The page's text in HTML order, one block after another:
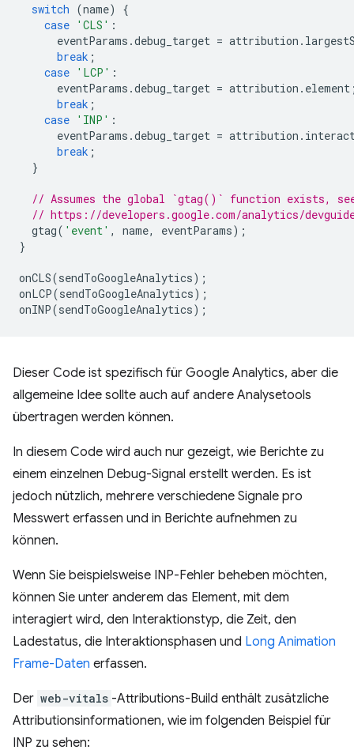
switch (name)
{
case 'CLS' :
eventParams .debug_target = attribution .
break ;
case 'LCP' :
eventParams .debug_target = attribution . element
break ;
case 'INP' :
eventParams .debug_target = attribution .
break ;
}
// Assumes the global `gtag()` function exists,
// https://developers.google.com/analytics/
gtag( 'event' , name, eventParams);
}
onCLS(sendToGoogleAnalytics);
onLCP(sendToGoogleAnalytics);
onINP(sendToGoogleAnalytics);
Dieser Code ist spezifisch für Google Analytics, aber die
allgemeine Idee sollte auch auf andere Analysetools
übertragen werden können.
In diesem Code wird auch nur gezeigt, wie Berichte zu
einem einzelnen Debug-Signal erstellt werden. Es ist
jedoch nützlich, mehrere verschiedene Signale pro
Messwert erfassen und in Berichte aufnehmen zu
können.
Wenn Sie beispielsweise INP-Fehler beheben möchten,
können Sie unter anderem das Element, mit dem
interagiert wird, den Interaktionstyp, die Zeit, den
Ladestatus, die Interaktionsphasen und Long Animation
Frame-Daten erfassen.
Der web-vitals -Attributions-Build enthält zusätzliche
Attributionsinformationen, wie im folgenden Beispiel für
INP zu sehen: